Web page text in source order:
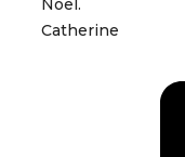
Noel.
Catherine